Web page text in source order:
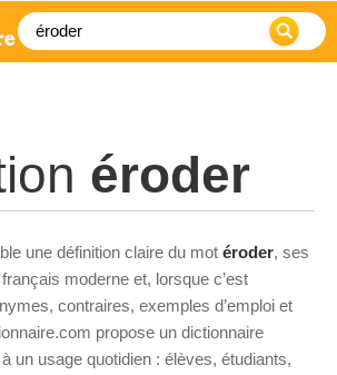
éroder
une définition claire du mot éroder, ses
moderne et, lorsque c’est
contraires, exemples d’emploi et
propose un dictionnaire
un usage quotidien : élèves, étudiants,